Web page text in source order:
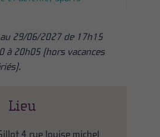
29/06/2027 de 17h15
à 20h05 (hors vacances
Lieu
4 rue louise michel